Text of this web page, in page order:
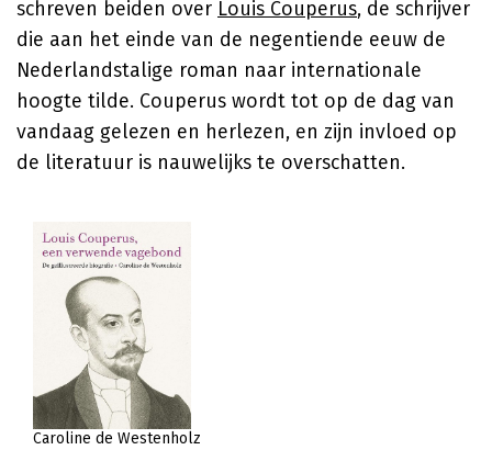
schreven beiden over Louis Couperus, de schrijver
die aan het einde van de negentiende eeuw de
Nederlandstalige roman naar internationale
hoogte tilde. Couperus wordt tot op de dag van
vandaag gelezen en herlezen, en zijn invloed op
de literatuur is nauwelijks te overschatten.
Caroline de Westenholz